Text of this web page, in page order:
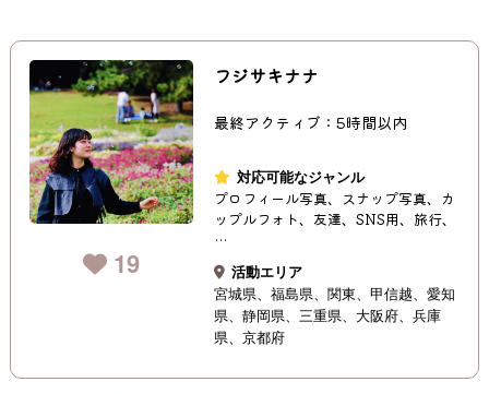
19
フジサキナナ
最終アクティブ：5時間以内
対応可能なジャンル
プロフィール写真、スナップ写真、カ
ップルフォト、友達、SNS用、旅行、
…
活動エリア
宮城県
福島県 関東 甲信越
愛知
県
静岡県 三重県 大阪府
兵庫
県
京都府